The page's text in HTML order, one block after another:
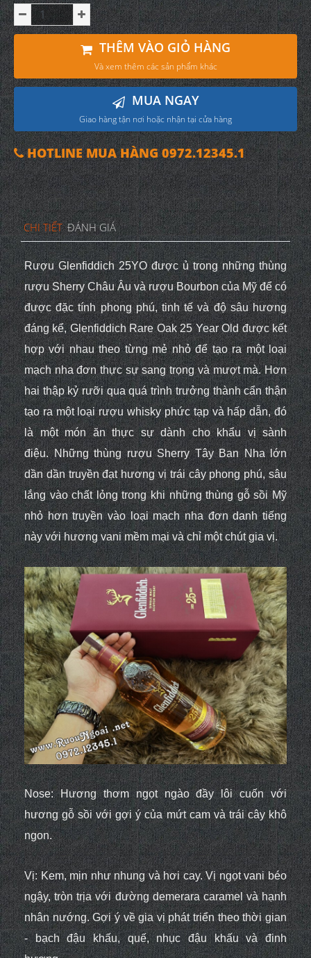
THÊM VÀO GIỎ HÀNG
Và xem thêm các sản phẩm khác
MUA NGAY
Giao hàng tận nơi hoặc nhận tại cửa hàng
HOTLINE MUA HÀNG 0972.12345.1
CHI TIẾT ĐÁNH GIÁ
Rượu Glenfiddich 25YO được ủ trong những thùng
rượu Sherry Châu Âu và rượu Bourbon của Mỹ để có
được đặc tính phong phú, tinh tế và độ sâu hương
đáng kể, Glenfiddich Rare Oak 25 Year Old được kết
hợp với nhau theo từng mẻ nhỏ để tạo ra một loại
mạch nha đơn thực sự sang trọng và mượt mà. Hơn
hai thập kỷ rưỡi qua quá trình trưởng thành cẩn thận
tạo ra một loại rượu whisky phức tạp và hấp dẫn, đó
là một món ăn thực sự dành cho khẩu vị sành
điệu. Những thùng rượu Sherry Tây Ban Nha lớn
dần dần truyền đạt hương vị trái cây phong phú, sâu
lắng vào chất lỏng trong khi những thùng gỗ sồi Mỹ
nhỏ hơn truyền vào loại mạch nha đơn danh tiếng
này với hương vani mềm mại và chỉ một chút gia vị.
Nose: Hương thơm ngọt ngào đầy lôi cuốn với
hương gỗ sồi với gợi ý của mứt cam và trái cây khô
ngon.
Vị: Kem, mịn như nhung và hơi cay. Vị ngọt vani béo
ngậy, tròn trịa với đường demerara caramel và hạnh
nhân nướng. Gợi ý về gia vị phát triển theo thời gian
- bạch đậu khấu, quế, nhục đậu khấu và đinh